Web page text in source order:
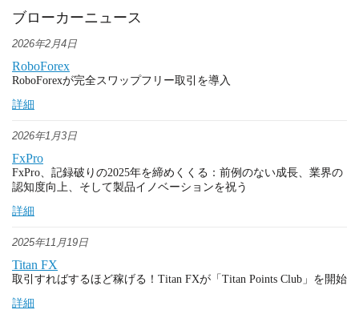
ブローカーニュース
2026年2月4日
RoboForex
RoboForexが完全スワップフリー取引を導入
詳細
2026年1月3日
FxPro
FxPro、記録破りの2025年を締めくくる：前例のない成長、業界の
認知度向上、そして製品イノベーションを祝う
詳細
2025年11月19日
Titan FX
取引すればするほど稼げる！Titan FXが「Titan Points Club」を開始
詳細